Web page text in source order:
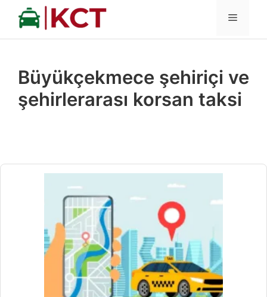
İçeriğe
MENÜ
Büyükçekmece şehiriçi ve
şehirlerarası korsan taksi